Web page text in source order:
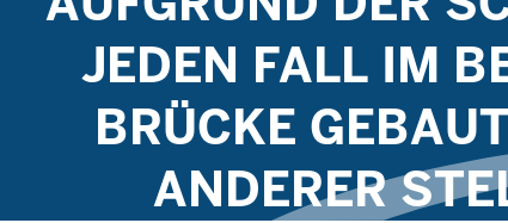
JEDEN FALL IM
BRÜCKE
ANDERER